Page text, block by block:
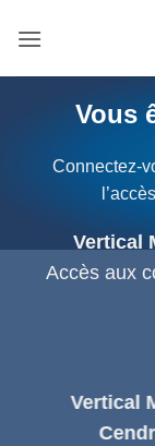
Vous
Connectez-
Vertical
Accès aux
Vertical